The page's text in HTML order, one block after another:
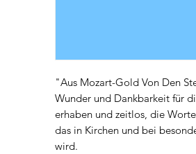
"Aus Mozart-Gold Von Den
Wunder und Dankbarkeit für
erhaben und zeitlos, die
das in Kirchen und bei
wird.